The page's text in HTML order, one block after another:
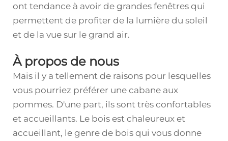
ont tendance à avoir de grandes fenêtres qui
permettent de profiter de la lumière du soleil
et de la vue sur le grand air.
À propos de nous
Mais il y a tellement de raisons pour lesquelles
vous pourriez préférer une cabane aux
pommes. D'une part, ils sont très confortables
et accueillants. Le bois est chaleureux et
accueillant, le genre de bois qui vous donne